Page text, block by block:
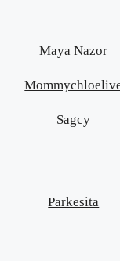
Maya Nazor
Sagcy
Parkesita